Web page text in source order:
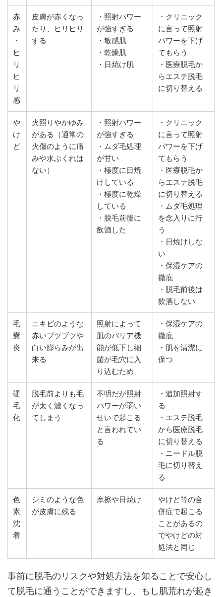
赤
み
・
ヒ
リ
ヒ
リ
感
皮膚が赤くなっ
たり、ヒリヒリ
する
・照射パワー
が強すぎる
・敏感肌
・乾燥肌
・日焼け肌
・クリニック
に言って照射
パワーを下げ
てもらう
・医療脱毛か
らエステ脱毛
に切り替える
や
け
ど
火照りやかゆみ
がある（通常の
火傷のように痛
みや水ぶくれは
ない）
・照射パワー
が強すぎる
・ムダ毛処理
が甘い
・極度に日焼
けしている
・極度に乾燥
している
・脱毛前後に
飲酒した
・クリニック
に言って照射
パワーを下げ
てもらう
・医療脱毛か
らエステ脱毛
に切り替える
・ムダ毛処理
を念入りに行
う
・日焼けしな
い
・保湿ケアの
徹底
・脱毛前後は
飲酒しない
毛
嚢
炎
ニキビのような
赤いブツブツや
白い膨らみが出
来る
照射によって
肌のバリア機
能が低下し細
菌が毛穴に入
り込むため
・保湿ケアの
徹底
・肌を清潔に
保つ
硬
毛
化
脱毛前よりも毛
が太く濃くなっ
てしまう
不明だが照射
パワーが弱い
せいで起こる
と言われてい
る
・追加照射す
る
・エステ脱毛
から医療脱毛
に切り替える
・ニードル脱
毛に切り替え
る
色
素
沈
着
シミのような色
が皮膚に残る
摩擦や日焼け
やけど等の合
併症で起こる
ことがあるの
でやけどの対
処法と同じ
事前に脱毛のリスクや対処方法を知ることで安心し
て脱毛に通うことができますし、もし肌荒れが起き